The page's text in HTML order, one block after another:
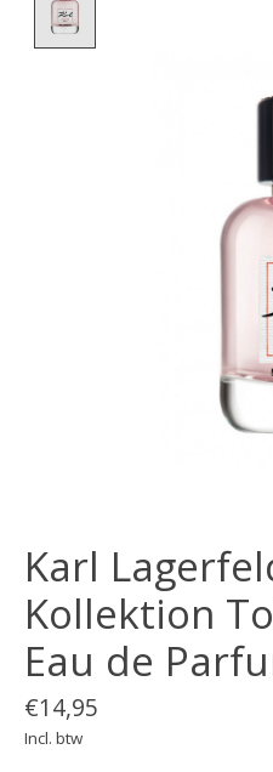
Karl
Kollektion
Eau de
€14,95
Incl. btw